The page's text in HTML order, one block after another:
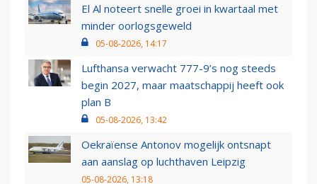
El Al noteert snelle groei in kwartaal met
minder oorlogsgeweld
05-08-2026, 14:17
Lufthansa verwacht 777-9’s nog steeds
begin 2027, maar maatschappij heeft ook
plan B
05-08-2026, 13:42
Oekraïense Antonov mogelijk ontsnapt
aan aanslag op luchthaven Leipzig
05-08-2026, 13:18